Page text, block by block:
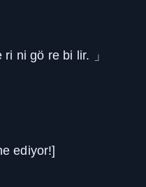
ri ni gö re bi lir. 」
ediyor!]